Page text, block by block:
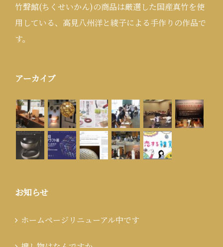
竹聲館(ちくせいかん)の商品は厳選した国産真竹を使
用している、高見八州洋と綾子による手作りの作品で
す。
アーカイブ
お知らせ
ホームページリニューアル中です